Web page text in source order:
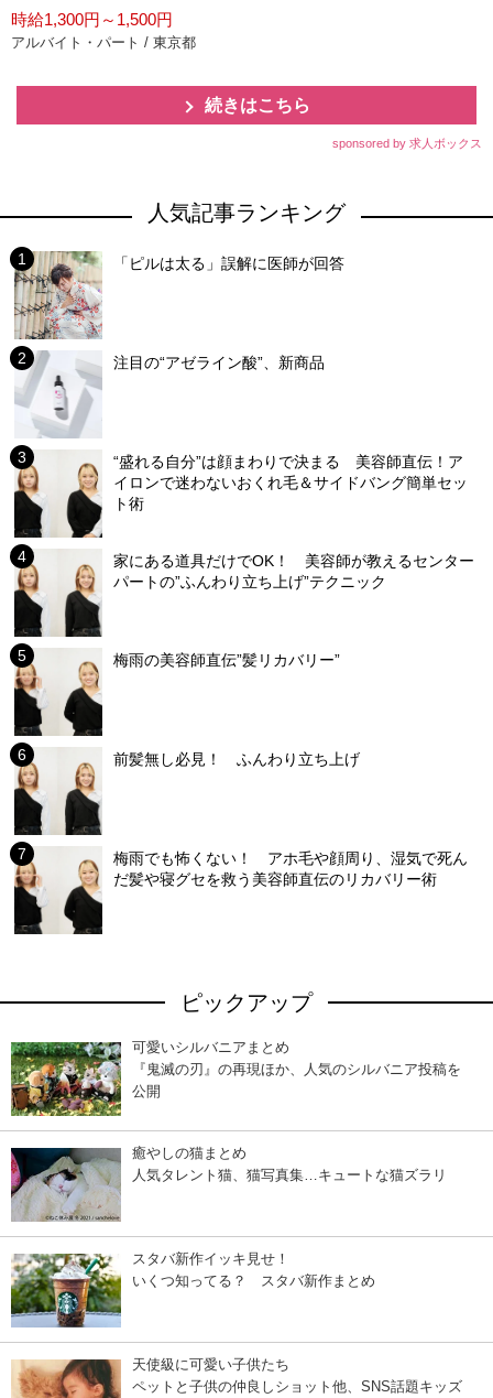
時給1,300円～1,500円
アルバイト・パート / 東京都
続きはこちら
sponsored by 求人ボックス
人気記事ランキング
「ピルは太る」誤解に医師が回答
注目の“アゼライン酸”、新商品
“盛れる自分”は顔まわりで決まる 美容師直伝！ア
イロンで迷わないおくれ毛＆サイドバング簡単セッ
ト術
家にある道具だけでOK！ 美容師が教えるセンター
パートの”ふんわり立ち上げ”テクニック
梅雨の美容師直伝”髪リカバリー”
前髪無し必見！ ふんわり立ち上げ
梅雨でも怖くない！ アホ毛や顔周り、湿気で死ん
だ髪や寝グセを救う美容師直伝のリカバリー術
ピックアップ
可愛いシルバニアまとめ
『鬼滅の刃』の再現ほか、人気のシルバニア投稿を
公開
癒やしの猫まとめ
人気タレント猫、猫写真集…キュートな猫ズラリ
スタバ新作イッキ見せ！
いくつ知ってる？ スタバ新作まとめ
天使級に可愛い子供たち
ペットと子供の仲良しショット他、SNS話題キッズ